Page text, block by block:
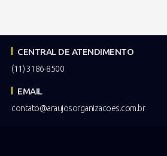
CENTRAL DE ATENDIMENTO
(11) 3186-8500
EMAIL
contato@araujosorganizacoes.com.br